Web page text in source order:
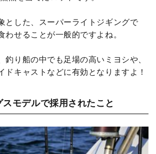
とした、スーパーライトジギングで
わせることが一般的ですよね。
釣り船の中でも足場の高いミヨシや、
ドキャストなどに有効となりますよ！
スモデルで採用されたこと